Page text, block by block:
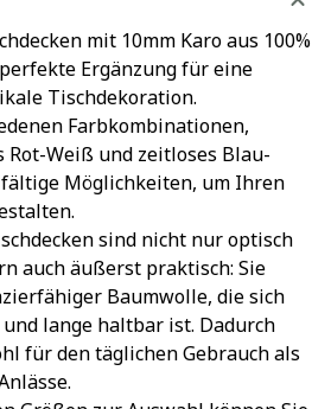
mit 10mm Karo aus 100%
Ergänzung für eine
Tischdekoration.
Farbkombinationen,
Weiß und zeitloses Blau-
Möglichkeiten, um Ihren
sind nicht nur optisch
auch äußerst praktisch: Sie
Baumwolle, die sich
lange haltbar ist. Dadurch
für den täglichen Gebrauch als